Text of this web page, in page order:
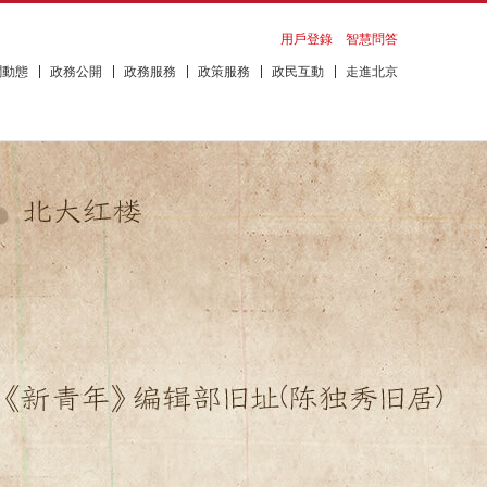
態 政務公開 政務服務 政策服務 政民互動 走進北京
用戶登錄 智慧問答